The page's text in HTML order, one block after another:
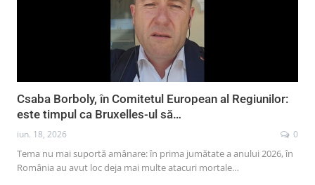
Csaba Borboly, în Comitetul European al Regiunilor:
este timpul ca Bruxelles-ul să…
iun. 18, 2026 0
Tema nu mai suportă amânare: în prima jumătate a anului 2026, în
România au avut loc deja mai multe atacuri mortale…